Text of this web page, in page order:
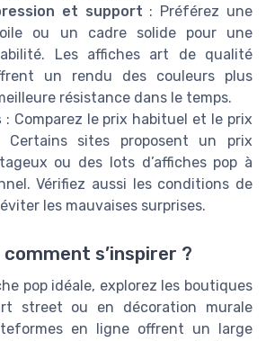
et support : Préférez une
ou un cadre solide pour une
Les affiches art de qualité
un rendu des couleurs plus
résistance dans le temps.
: Comparez le prix habituel et le prix
Certains sites proposent un prix
ou des lots d’affiches pop à
Vérifiez aussi les conditions de
les mauvaises surprises.
s’inspirer ?
pop idéale, explorez les boutiques
street ou en décoration murale
en ligne offrent un large